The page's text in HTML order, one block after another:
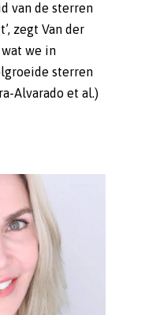
van de sterren
zegt Van der
we in
sterren
Alvarado et al.)